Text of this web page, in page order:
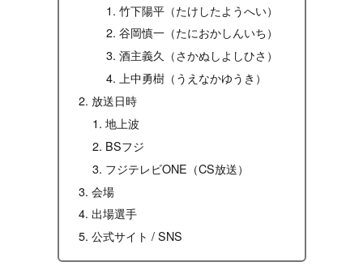
竹下陽平（たけしたようへい）
谷岡慎一（たにおかしんいち）
酒主義久（さかぬしよしひさ）
上中勇樹（うえなかゆうき）
放送日時
地上波
BSフジ
フジテレビONE（CS放送）
会場
出場選手
公式サイト / SNS